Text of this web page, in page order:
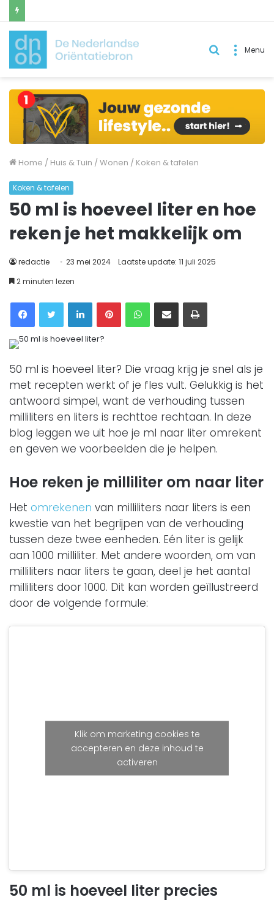
Menu
Zoek
Home / Huis & Tuin / Wonen / Koken & tafelen
Koken & tafelen
50 ml is hoeveel liter en hoe
reken je het makkelijk om
redactie 23 mei 2024
Laatste update: 11 juli 2025
2 minuten lezen
FacebookTwitter LinkedInPinterestWhatsApp
Delen via Email Printen
50 ml is hoeveel liter? Die vraag krijg je snel als je
met recepten werkt of je fles vult. Gelukkig is het
antwoord simpel, want de verhouding tussen
milliliters en liters is rechttoe rechtaan. In deze
blog leggen we uit hoe je ml naar liter omrekent
en geven we voorbeelden die je helpen.
Hoe reken je milliliter om naar liter
Het omrekenen van milliliters naar liters is een
kwestie van het begrijpen van de verhouding
tussen deze twee eenheden. Eén liter is gelijk
aan 1000 milliliter. Met andere woorden, om van
milliliters naar liters te gaan, deel je het aantal
milliliters door 1000. Dit kan worden geïllustreerd
door de volgende formule:
Klik om marketing cookies te
accepteren en deze inhoud te
activeren
50 ml is hoeveel liter precies